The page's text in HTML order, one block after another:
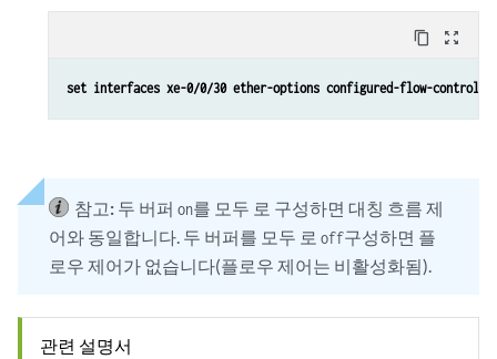
content_copy zoom_out_map
set interfaces xe-0/0/30 ether-options configured-flow-control
참고: 두 버퍼 on를 모두 로 구성하면 대칭 흐름 제
어와 동일합니다. 두 버퍼를 모두 로 off구성하면 플
로우 제어가 없습니다(플로우 제어는 비활성화됨).
관련 설명서